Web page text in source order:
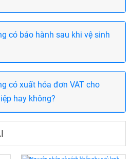
có bảo hành sau khi vệ sinh
có xuất hóa đơn VAT cho
hay không?